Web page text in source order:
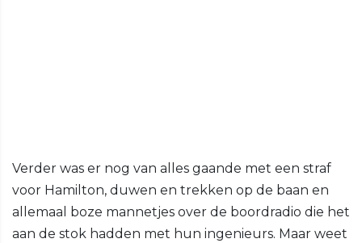
Verder was er nog van alles gaande met een straf
voor Hamilton, duwen en trekken op de baan en
allemaal boze mannetjes over de boordradio die het
aan de stok hadden met hun ingenieurs. Maar weet